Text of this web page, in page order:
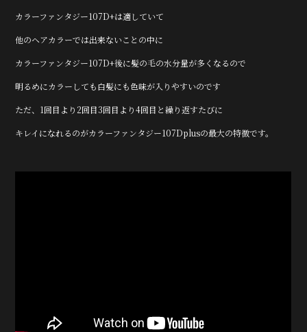
カラーファンタジー107D+は適していて
他のヘアカラーでは出来ないことの中に
カラーファンタジー107D+後に髪の毛の水分量が多くなるので
明るめにカラーしても白髪にも色味が入りやすいのです
ただ、1回目より2回目3回目より4回目と繰り返すたびに
キレイになれるのがカラーファンタジー107Dplusの最大の特徴です。